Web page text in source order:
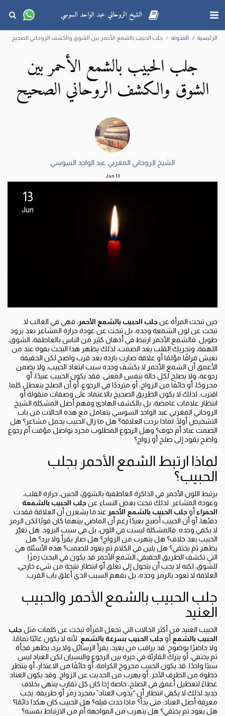
الشيخ الروحاني عبد الواحد السوسي
الرئيسية المدونة جلب الحبيب بالشمع الأحمر بين الشوق والكشف الروحاني الصحيح
جلب الحبيب بالشمع الأحمر بين
الشوق والكشف الروحاني الصحيح
الشيخ الروحاني المغربي عبد الواحد السوسي
13
Jun
13
Jun
حين تبحث المرأة عن جلب الحبيب بالشمع الأحمر، فهي في الغالب لا
تبحث عن لون الشمعة وحده، بل تبحث عن عودة حرارة المشاعر بعد برود
طويل. فالشمع الأحمر ارتبط في أذهان كثير من الناس بالعاطفة، الشوق،
اللهفة، وتحريك القلب بعد الصمت، لذلك يظهر هذا البحث بقوة عند من
تعيش فراقًا مؤلمًا أو علاقة صارت باردة بعد قرب واضح.لكن الحقيقة
الأعمق أن الشمع الأحمر لا يكشف وحده سبب ابتعاد الحبيب، ولا يضمن
رجوعه، ولا يصلح لكل حالة بنفس المعنى. فقد يكون الحبيب عنيدًا، أو
مجروحًا، أو خائفًا من الزواج، أو مترددًا في الرجوع، أو أن الصلح يتعطل كلما
اقترب. لذلك لا يكون الطريق الصحيح بالاعتماد على وصفات منقولة أو
انتظار علامات غامضة، بل بالكشف الهادئ وفهم أصل المشكلة.الشيخ
الروحاني المغربي عبد الواحد السوسي يتعامل مع هذه الحالات من باب
التشخيص أولًا: لماذا بردت العلاقة؟ هل ما زال الحبيب يحمل مشاعر؟ هل
الصمت عناد أم خوف؟ وهل الرجوع المطلوب مجرد تواصل مؤقت أم رجوع
واضح يقود إلى صلح أو زواج؟
لماذا ارتبط الشمع الأحمر بجلب
الحبيب؟
يرتبط اللون الأحمر في الذاكرة العاطفية بالشوق، الحنين، حرارة القلب،
وعودة المشاعر. لذلك تبحث بعض النساء عن جلب الحبيب بالشمعة
الحمراء أو جلب الحبيب بالشمع الأحمر عندما يشعرن أن العلاقة فقدت
دفئها، أو أن الحبيب أصبح بعيدًا رغم أن الماضي بينهما كان قويًا.لكن الرمز
لا يكفي وحده. فالمشكلة ليست في اللون، بل في سبب البرود. هل تغيّر
الحبيب بعد خلاف؟ هل يتهرب من الزواج؟ هل صار يقرأ ولا يرد؟ هل
يظهر ثم يختفي؟ هل يلين في الكلام ثم يعود للصمت؟ هذه الأسئلة هي
التي تكشف الطريق الحقيقي.الشمع الأحمر قد يكون في البحث رمزًا
للشوق، لكنه لا يجب أن يتحول إلى تعلق أو انتظار نتيجة من شيء خارجي.
العلاقة لا تعود بالرمز وحده، بل بفهم السبب الذي أغلق باب القرب.
جلب الحبيب بالشمع الأحمر والحبيب
العنيد
الحبيب العنيد من أكثر الحالات التي تجعل المرأة تبحث عن كلمات مثل جلب
الحبيب بالشمع أو جلب الحبيب بسرعة بالشمع. لأنه لا يكون غائبًا تمامًا،
ولا حاضرًا بوضوح. قد يراقب من بعيد، يقرأ الرسائل ولا يرد، يظهر فجأة
ثم يختفي، أو يترك القارئة في حيرة بين الرجوع والنسيان.لكن العناد ليس
سببًا واحدًا. قد يكون الحبيب مجروح الكرامة، أو خائفًا من الاعتذار، أو ينتظر
خطوة من الطرف الآخر، أو يهرب من الحديث عن الزواج. وقد يكون العناد
غطاءً لتعطيل أعمق في الصلح، خاصة إذا كان كل تقارب ينتهي بخلاف
جديد.لذلك لا يكفي انتظار أن “يذوب العناد” بمجرد رمز أو طريقة. يجب
معرفة أصل العناد: متى بدأ؟ ماذا حدث قبله؟ هل الحبيب كان هكذا دائمًا؟
هل يعود ثم يختفي؟ هل يتهرب من المواجهة أم من الارتباط نفسه؟